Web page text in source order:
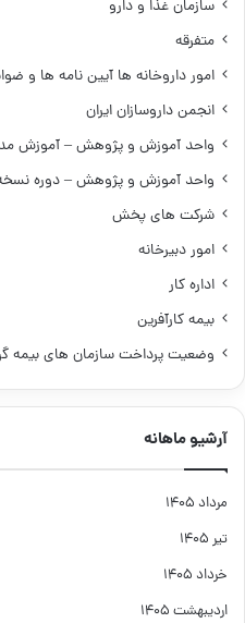
سازمان غذا و دارو
متفرقه
امور داروخانه ها آیین نامه ها و
انجمن داروسازان ایران
واحد آموزش و پژوهش – آموزش
واحد آموزش و پژوهش – دوره
شرکت های پخش
امور دبیرخانه
اداره کار
بیمه کارآفرین
وضعیت پرداخت سازمان های بیمه
آرشیو ماهانه
مرداد ۱۴۰۵
تیر ۱۴۰۵
خرداد ۱۴۰۵
اردیبهشت ۱۴۰۵